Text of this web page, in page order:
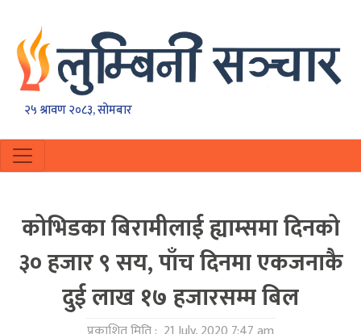
२५ श्रावण २०८३, सोमबार
कोभिडका बिरामीलाई ह्याम्समा दिनको
३० हजार ९ सय, पाँच दिनमा एकजनाकै
दुई लाख १७ हजारसम्म बिल